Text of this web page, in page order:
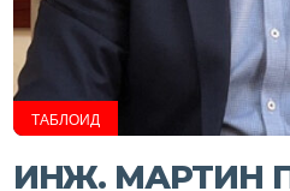
ТАБЛОИД
ИНЖ. МАРТИН